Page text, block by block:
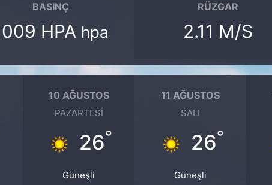
BASINÇ
HPA hpa
RÜZGAR
2.11 M/S
10 AĞUSTOS
PAZARTESI
26°
Güneşli
11 AĞUSTOS
SALI
26°
Güneşli